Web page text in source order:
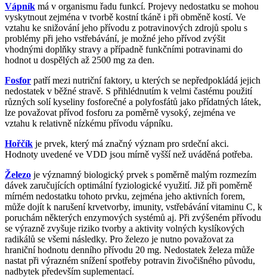
Vápník má v organismu řadu funkcí. Projevy nedostatku se mohou
vyskytnout zejména v tvorbě kostní tkáně i při obměně kostí. Ve
vztahu ke snižování jeho přívodu z potravinových zdrojů spolu s
problémy při jeho vstřebávání, je možné jeho přívod zvýšit
vhodnými doplňky stravy a případně funkčními potravinami do
hodnot u dospělých až 2500 mg za den.
Fosfor patří mezi nutriční faktory, u kterých se nepředpokládá jejich
nedostatek v běžné stravě. S přihlédnutím k velmi častému použití
různých solí kyseliny fosforečné a polyfosfátů jako přídatných látek,
lze považovat přívod fosforu za poměrně vysoký, zejména ve
vztahu k relativně nízkému přívodu vápníku.
Hořčík je prvek, který má značný význam pro srdeční akci.
Hodnoty uvedené ve VDD jsou mírně vyšší než uváděná potřeba.
Železo je významný biologický prvek s poměrně malým rozmezím
dávek zaručujících optimální fyziologické využití. Již při poměrně
mírném nedostatku tohoto prvku, zejména jeho aktivních forem,
může dojít k narušení krvetvorby, imunity, vstřebávání vitaminu C, k
poruchám některých enzymových systémů aj. Při zvýšeném přívodu
se výrazně zvyšuje riziko tvorby a aktivity volných kyslíkových
radikálů se všemi následky. Pro železo je nutno považovat za
hraniční hodnotu denního přívodu 20 mg. Nedostatek železa může
nastat při výrazném snížení spotřeby potravin živočišného původu,
nadbytek především suplementací.